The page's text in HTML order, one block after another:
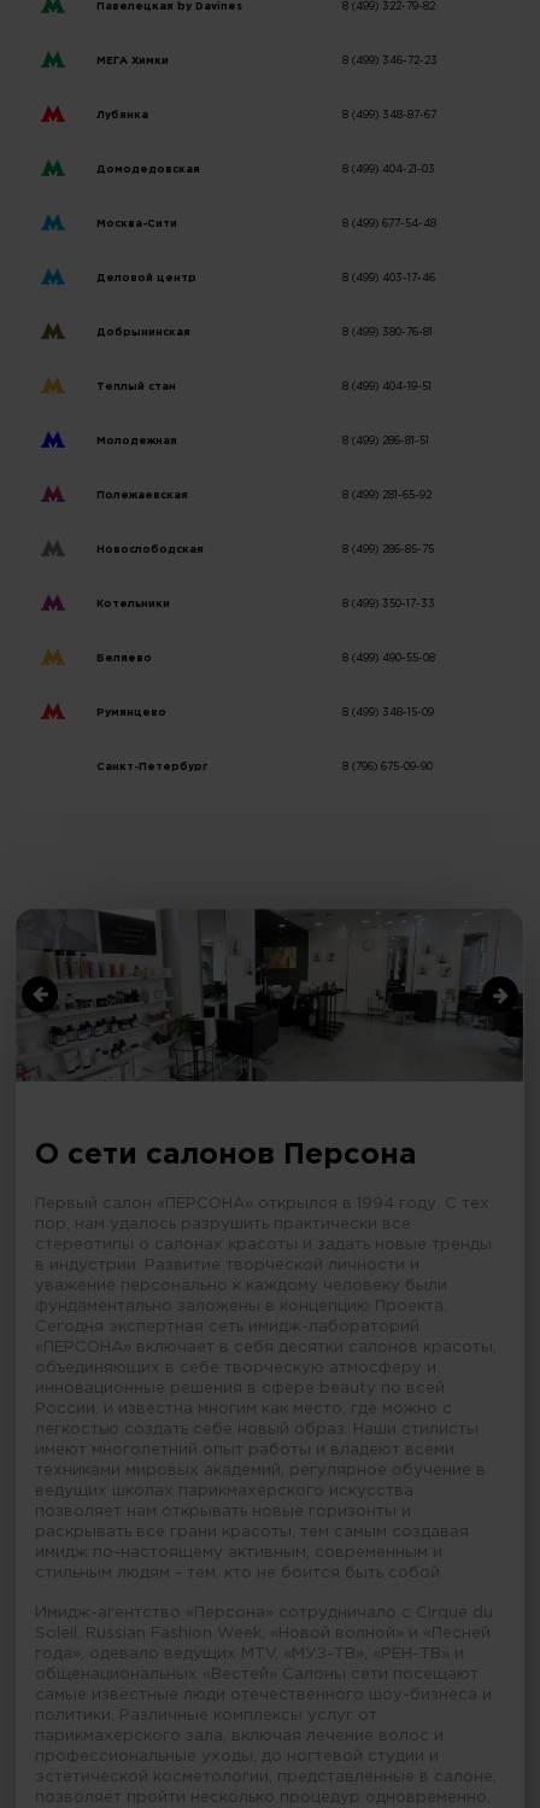
Павелецкая by Davines 8 (499) 322-79-82
МЕГА Химки 8 (499) 346-72-23
Лубянка 8 (499) 348-87-67
Домодедовская 8 (499) 404-21-03
Москва-Сити 8 (499) 677-54-48
Деловой центр 8 (499) 403-17-46
Добрынинская 8 (499) 380-76-81
Теплый стан 8 (499) 404-19-51
Молодежная 8 (499) 286-81-51
Полежаевская 8 (499) 281-65-92
Новослободская 8 (499) 286-85-75
Котельники 8 (499) 350-17-33
Беляево 8 (499) 490-55-08
Румянцево 8 (499) 348-15-09
Санкт-Петербург 8 (796) 675-09-90
О сети салонов Персона
Первый салон «ПЕРСОНА» открылся в 1994 году. С тех
пор, нам удалось разрушить практически все
стереотипы о салонах красоты и задать новые тренды
в индустрии. Развитие творческой личности и
уважение персонально к каждому человеку были
фундаментально заложены в концепцию Проекта.
Сегодня экспертная сеть имидж-лабораторий
«ПЕРСОНА» включает в себя десятки салонов красоты,
объединяющих в себе творческую атмосферу и
инновационные решения в сфере beauty по всей
России, и известна многим как место, где можно с
легкостью создать себе новый образ. Наши стилисты
имеют многолетний опыт работы и владеют всеми
техниками мировых академий, регулярное обучение в
ведущих школах парикмахерского искусства
позволяет нам открывать новые горизонты и
раскрывать все грани красоты, тем самым создавая
имидж по-настоящему активным, современным и
стильным людям - тем, кто не боится быть собой.
Имидж-агентство «Персона» сотрудничало с Cirque du
Soleil, Russian Fashion Week, «Новой волной» и «Песней
года», одевало ведущих MTV, «МУЗ-ТВ», «РЕН-ТВ» и
общенациональных «Вестей» Салоны сети посещают
самые известные люди отечественного шоу-бизнеса и
политики. Различные комплексы услуг от
парикмахерского зала, включая лечение волос и
профессиональные уходы, до ногтевой студии и
эстетической косметологии, представленные в салоне,
позволяет пройти несколько процедур одновременно,